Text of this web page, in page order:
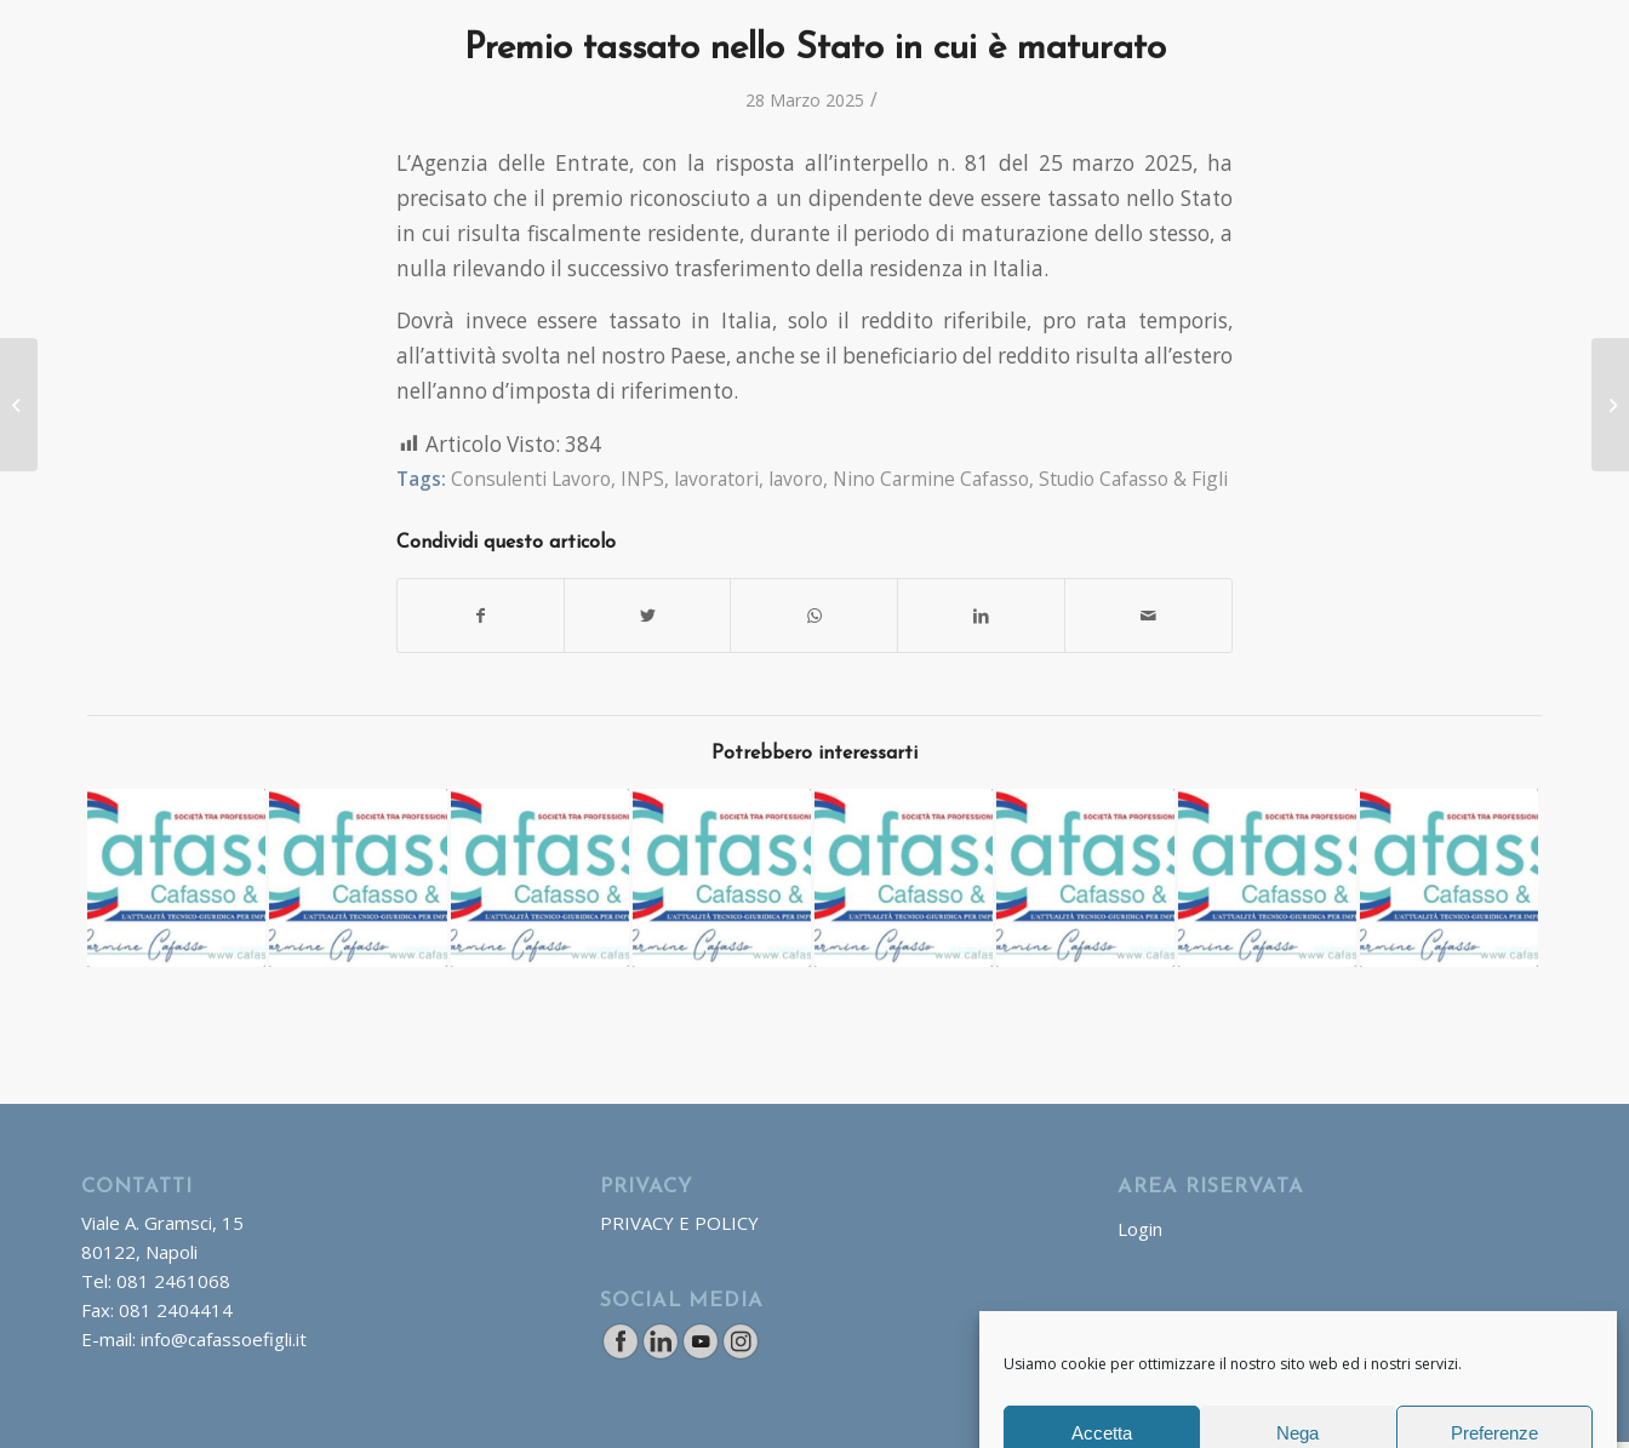
Usiamo cookie per ottimizzare il nostro sito web ed i nostri servizi.
Accetta Nega Preferenze
Premio tassato nello Stato in cui è maturato
28 Marzo 2025 /
L’Agenzia delle Entrate, con la risposta all’interpello n. 81 del 25 marzo 2025, ha
precisato che il premio riconosciuto a un dipendente deve essere tassato nello Stato
in cui risulta fiscalmente residente, durante il periodo di maturazione dello stesso, a
nulla rilevando il successivo trasferimento della residenza in Italia.
Dovrà invece essere tassato in Italia, solo il reddito riferibile, pro rata temporis,
all’attività svolta nel nostro Paese, anche se il beneficiario del reddito risulta all’estero
nell’anno d’imposta di riferimento.
Articolo Visto: 384
Tags: Consulenti Lavoro, INPS, lavoratori, lavoro, Nino Carmine Cafasso, Studio Cafasso & Figli
Condividi questo articolo
Potrebbero interessarti
CONTATTI
Viale A. Gramsci, 15
80122, Napoli
Tel: 081 2461068
Fax: 081 2404414
E-mail: info@cafassoefigli.it
PRIVACY
PRIVACY E POLICY
SOCIAL MEDIA
AREA RISERVATA
Login
Login